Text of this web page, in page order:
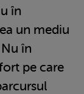
în
un mediu
în
pe care